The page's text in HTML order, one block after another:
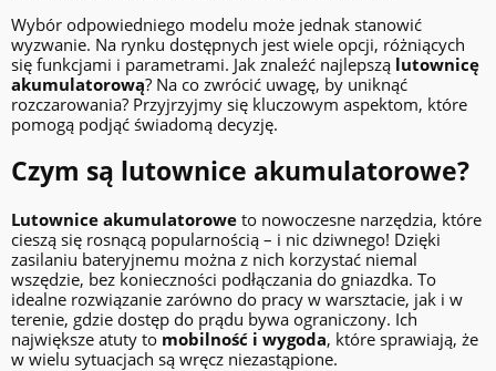
Wybór odpowiedniego modelu może jednak stanowić
wyzwanie. Na rynku dostępnych jest wiele opcji, różniących
się funkcjami i parametrami. Jak znaleźć najlepszą lutownicę
akumulatorową? Na co zwrócić uwagę, by uniknąć
rozczarowania? Przyjrzyjmy się kluczowym aspektom, które
pomogą podjąć świadomą decyzję.
Czym są lutownice akumulatorowe?
Lutownice akumulatorowe to nowoczesne narzędzia, które
cieszą się rosnącą popularnością – i nic dziwnego! Dzięki
zasilaniu bateryjnemu można z nich korzystać niemal
wszędzie, bez konieczności podłączania do gniazdka. To
idealne rozwiązanie zarówno do pracy w warsztacie, jak i w
terenie, gdzie dostęp do prądu bywa ograniczony. Ich
największe atuty to mobilność i wygoda, które sprawiają, że
w wielu sytuacjach są wręcz niezastąpione.